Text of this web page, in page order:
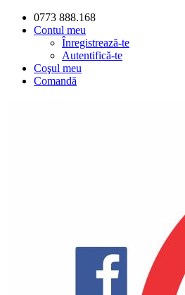
0773 888.168
Contul meu
Înregistrează-te
Autentifică-te
Coşul meu
Comandă